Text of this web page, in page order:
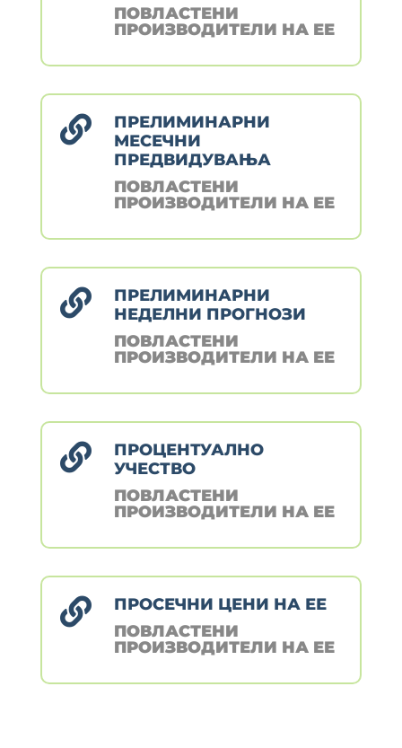
ПОВЛАСТЕНИ
ПРОИЗВОДИТЕЛИ НА ЕЕ

ПРЕЛИМИНАРНИ
МЕСЕЧНИ
ПРЕДВИДУВАЊА
ПОВЛАСТЕНИ
ПРОИЗВОДИТЕЛИ НА ЕЕ

ПРЕЛИМИНАРНИ
НЕДЕЛНИ ПРОГНОЗИ
ПОВЛАСТЕНИ
ПРОИЗВОДИТЕЛИ НА ЕЕ

ПРОЦЕНТУАЛНО
УЧЕСТВО
ПОВЛАСТЕНИ
ПРОИЗВОДИТЕЛИ НА ЕЕ

ПРОСЕЧНИ ЦЕНИ НА ЕЕ
ПОВЛАСТЕНИ
ПРОИЗВОДИТЕЛИ НА ЕЕ